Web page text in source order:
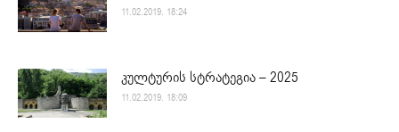
11.02.2019. 18:24
კულტურის სტრატეგია – 2025
11.02.2019. 18:09